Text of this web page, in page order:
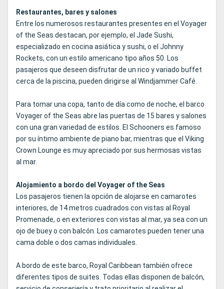
Restaurantes, bares y salones
Entre los numerosos restaurantes presentes en el Voyager
of the Seas destacan, por ejemplo, el Jade Sushi,
especializado en cocina asiática y sushi, o el Johnny
Rockets, con un estilo americano tipo años 50. Los
pasajeros que deseen disfrutar de un rico y variado buffet
cerca de la piscina, pueden dirigirse al Windjammer Café.
Para tomar una copa, tanto de día como de noche, el barco
Voyager of the Seas abre las puertas de 15 bares y salones
con una gran variedad de estilos. El Schooners es famoso
por su íntimo ambiente de piano bar, mientras que el Viking
Crown Lounge es muy apreciado por sus hermosas vistas
al mar.
Alojamiento a bordo del Voyager of the Seas
Los pasajeros tienen la opción de alojarse en camarotes
interiores, de 14 metros cuadrados con vistas al Royal
Promenade, o en exteriores con vistas al mar, ya sea con un
ojo de buey o con balcón. Los camarotes pueden tener una
cama doble o dos camas individuales.
A bordo de este barco, Royal Caribbean también ofrece
diferentes tipos de suites. Todas ellas disponen de balcón,